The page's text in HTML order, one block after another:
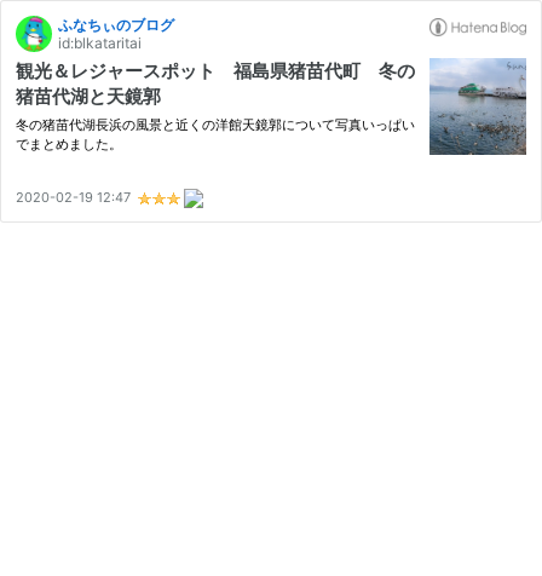
ふなちぃのブログ
id:blkataritai
観光＆レジャースポット 福島県猪苗代町 冬の
猪苗代湖と天鏡郭
冬の猪苗代湖長浜の風景と近くの洋館天鏡郭について写真いっぱい
でまとめました。
2020-02-19 12:47